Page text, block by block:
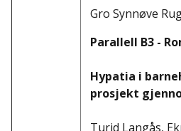
Gro Synnøve
Parallell B3 -
Hypatia i
prosjekt
Turid Langås,